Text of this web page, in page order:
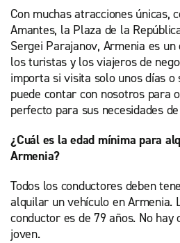
Con muchas atracciones únicas,
Amantes, la Plaza de la
Sergei Parajanov, Armenia es
los turistas y los viajeros de
importa si visita solo unos días o
puede contar con nosotros para
perfecto para sus necesidades
¿Cuál es la edad mínima para
Armenia?
Todos los conductores deben
alquilar un vehículo en Armenia.
conductor es de 79 años. No
joven.